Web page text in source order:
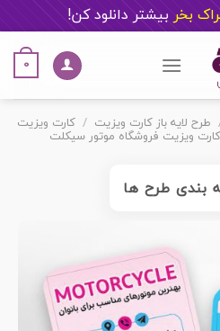
بیشتر دانلود کن!
0
طرح لایه باز کارت ویزیت / کارت ویزیت
کارت ویزیت فروشگاه موتور سیکلت
بندی طرح ها